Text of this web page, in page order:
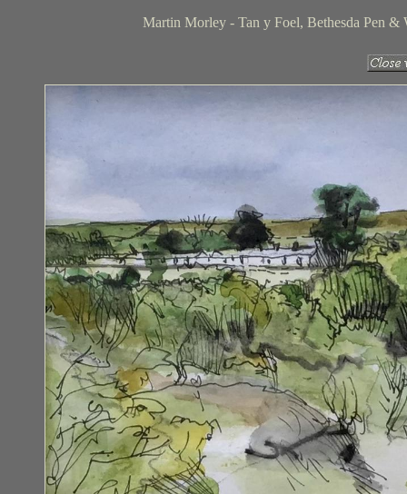
Martin Morley - Tan y Foel, Bethesda Pen